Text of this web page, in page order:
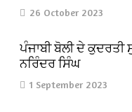
26 October 2023
ਪੰਜਾਬੀ ਬੋਲੀ ਦੇ
ਨਰਿੰਦਰ ਸਿੰਘ
1 September 2023